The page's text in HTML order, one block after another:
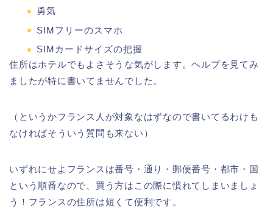
勇気
SIMフリーのスマホ
SIMカードサイズの把握
住所はホテルでもよさそうな気がします。ヘルプを見てみ
ましたが特に書いてませんでした。
（というかフランス人が対象なはずなので書いてるわけも
なければそういう質問も来ない）
いずれにせよフランスは番号・通り・郵便番号・都市・国
という順番なので、買う方はこの際に慣れてしまいましょ
う！フランスの住所は短くて便利です。